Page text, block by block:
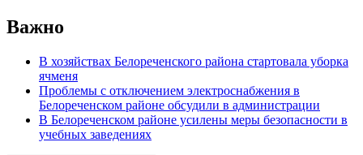
Важно
В хозяйствах Белореченского района стартовала уборка
ячменя
Проблемы с отключением электроснабжения в
Белореченском районе обсудили в администрации
В Белореченском районе усилены меры безопасности в
учебных заведениях